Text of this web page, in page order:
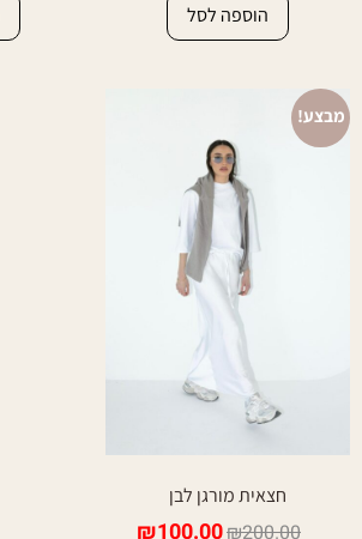
הוספה לסל
מבצע!
חצאית מורגן לבן
₪200.00
₪100.00